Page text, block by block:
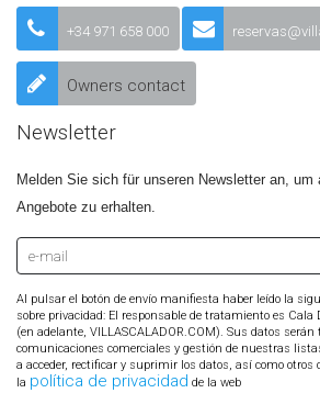
+34 971 658 000
Owners contact
Newsletter
Melden Sie sich für unseren Newsletter an, um
Angebote zu erhalten.
Al pulsar el botón de envío manifiesta haber leído la
sobre privacidad: El responsable de tratamiento es Cala
(en adelante, VILLASCALADOR.COM). Sus datos serán
comunicaciones comerciales y gestión de nuestras
a acceder, rectificar y suprimir los datos, así como otros
la política de privacidad de la web